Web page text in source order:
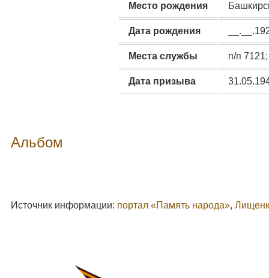
Место рождения
Дата рождения
Места службы п/п
Дата призыва
Альбом
Источник информации: портал «Память народа»,